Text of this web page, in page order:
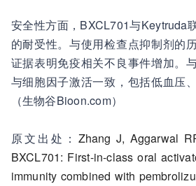
安全性方面，BXCL701与Keytruda
的耐受性。与使用检查点抑制剂的
证据表明免疫相关不良事件增加。
与细胞因子激活一致，包括低血压
（生物谷Bioon.com）
原文出处： Zhang J, Aggarwal
BXCL701: First-in-class oral
immunity combined with